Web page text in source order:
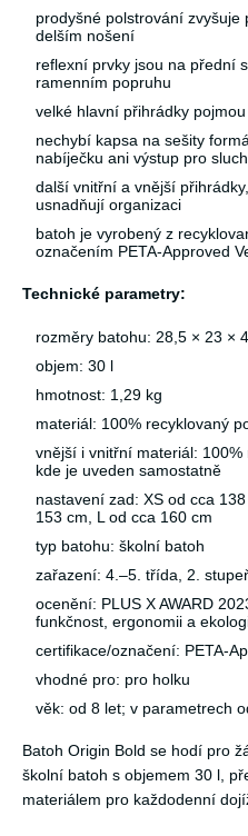
prodyšné polstrování
delším nošení
reflexní prvky jsou na přední
ramenním popruhu
velké hlavní přihrádky
nechybí kapsa na sešity
nabíječku ani výstup pro
další vnitřní a vnější
usnadňují organizaci
batoh je vyrobený z
označením PETA-Approved
Technické parametry:
rozměry batohu: 28,5 × 23 ×
objem: 30 l
hmotnost: 1,29 kg
materiál: 100% recyklovaný
vnější i vnitřní materiál:
kde je uveden samostatně
nastavení zad: XS od cca
153 cm, L od cca 160 cm
typ batohu: školní batoh
zařazení: 4.–5. třída, 2.
ocenění: PLUS X AWARD
funkčnost, ergonomii a
certifikace/označení: PETA-
vhodné pro: pro holku
věk: od 8 let; v parametrech
Batoh Origin Bold se hodí pro
školní batoh s objemem 30 l,
materiálem pro každodenní